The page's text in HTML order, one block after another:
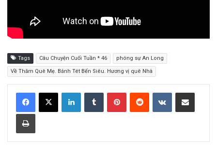
Tags Câu Chuyện Cuối Tuần * 46 phóng sự An Long
Về Thăm Quê Mẹ. Bánh Tét Bến Siêu. Hương vị quê Nhà